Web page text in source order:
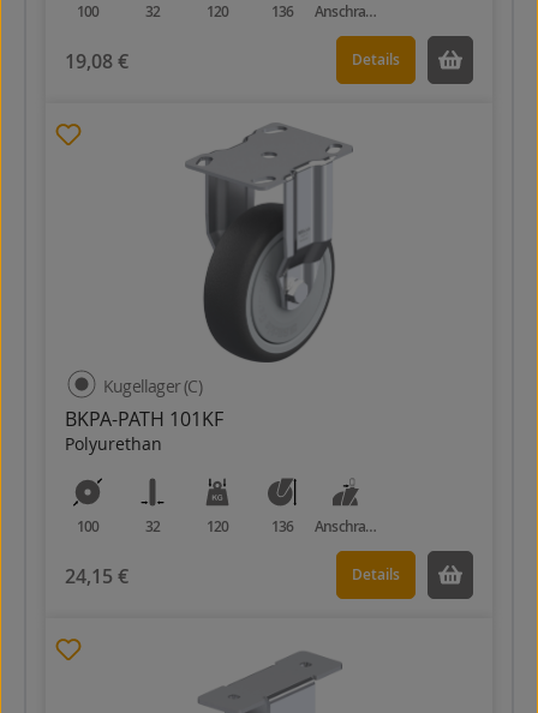
100 32 120 136 Anschraubplatte
19,08 € Details
BKPA-PATH 101KF
Polyurethan
Kugellager (C)
100 32 120 136 Anschraubplatte
24,15 € Details